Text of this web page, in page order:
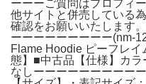
ーーーご質問はプロフィ
他サイトと併売している
確認をお願いいたします
ーーーーーーーーー(nm-
Flame Hoodie ピーフレ
態】■中古品【仕様】カラ
なしーーーーーーーーー